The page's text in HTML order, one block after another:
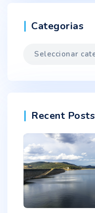
Categorias
Categorias
Recent Posts